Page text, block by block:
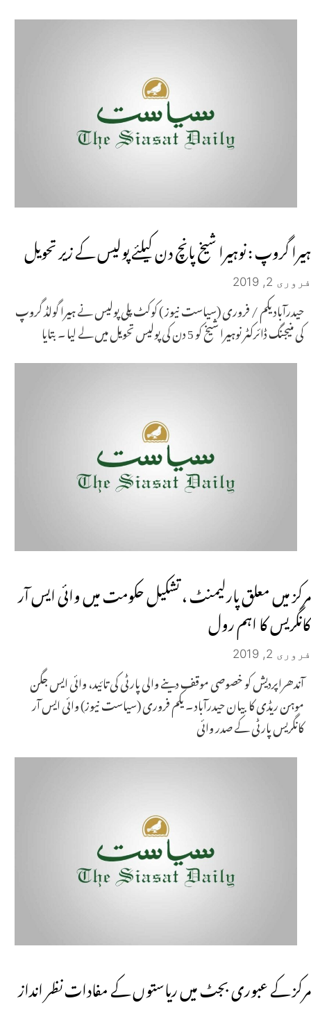
ہیرا گروپ : نوہیرا شیخ پانچ دن کیلئے پولیس کے زیر تحویل
فروری 2, 2019
حیدرآباد یکم / فروری (سیاست نیوز ) کوکٹ پلی پولیس نے ہیرا گولڈ گروپ
کی منیجنگ ڈائرکٹر نوہیرا شیخ کو 5 دن کی پولیس تحویل میں لے لیا ۔ بتایا
مرکز میں معلق پارلیمنٹ ، تشکیل حکومت میں وائی ایس آر
کانگریس کا اہم رول
فروری 2, 2019
آندھراپردیش کو خصوصی موقف دینے والی پارٹی کی تائید، وائی ایس جگن
موہن ریڈی کا بیان حیدرآباد ۔ یکم فروری (سیاست نیوز) وائی ایس آر
کانگریس پارٹی کے صدر وائی
مرکز کے عبوری بجٹ میں ریاستوں کے مفادات نظر انداز